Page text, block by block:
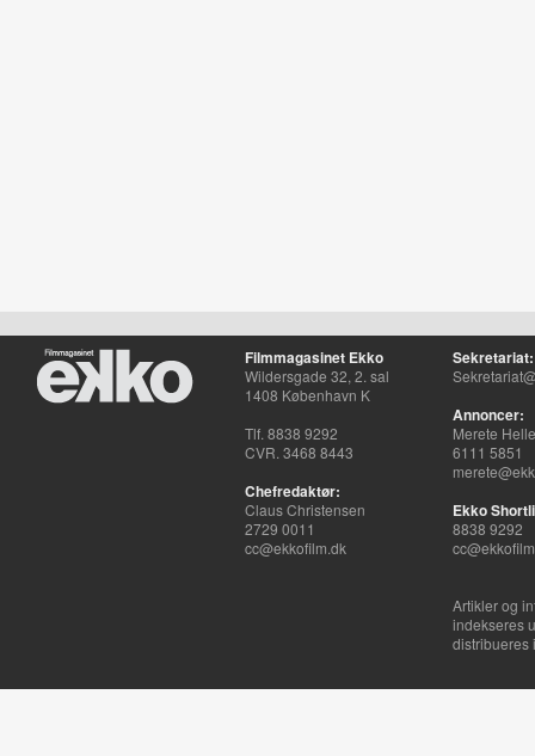
Filmmagasinet Ekko
Wildersgade 32, 2. sal
1408 København K
Tlf. 8838 9292
CVR. 3468 8443
Chefredaktør:
Claus Christensen
2729 0011
cc@ekkofilm.dk
Sekretariat:
Annoncer:
Merete
6111 5851
Ekko
8838 9292
Artikler og
indekseres
distribueres